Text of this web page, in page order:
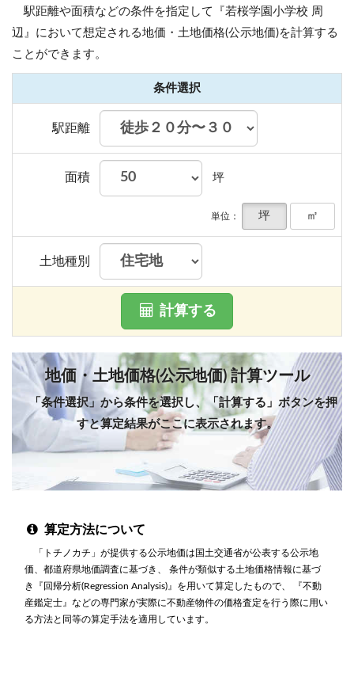
駅距離や面積などの条件を指定して『若桜学園小学校 周
辺』において想定される地価・土地価格(公示地価)を計算する
ことができます。
条件選択
駅距離
面積 坪
単位： 坪 ㎡
土地種別
計算する
地価・土地価格(公示地価) 計算ツール
「条件選択」から条件を選択し、「計算する」ボタンを押
すと算定結果がここに表示されます。
算定方法について
「トチノカチ」が提供する公示地価は国土交通省が公表する公示地
価、都道府県地価調査に基づき、 条件が類似する土地価格情報に基づ
き『回帰分析(Regression Analysis)』を用いて算定したもので、 『不動
産鑑定士』などの専門家が実際に不動産物件の価格査定を行う際に用い
る方法と同等の算定手法を適用しています。